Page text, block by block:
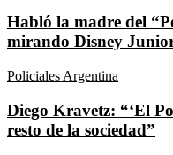
Habló la madre del
mirando Disney
Policiales Argentina
Diego Kravetz: “‘El
resto de la sociedad”